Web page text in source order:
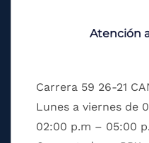
Atención
Carrera 59 26-21
Lunes a viernes de
02:00 p.m – 05:00